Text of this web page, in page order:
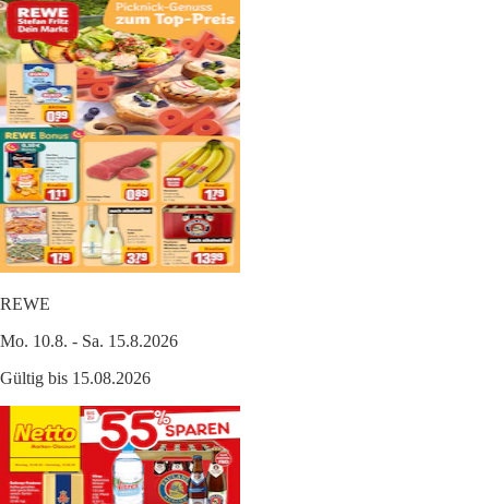
REWE
Mo. 10.8. - Sa. 15.8.2026
Gültig bis 15.08.2026